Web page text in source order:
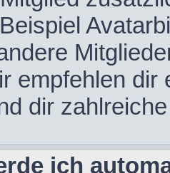
empfehlen
dir
ich